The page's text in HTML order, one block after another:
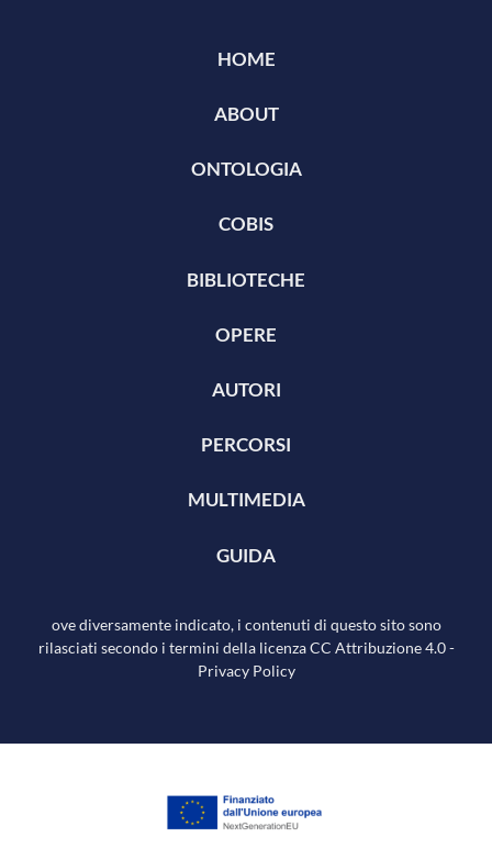
HOME
ABOUT
ONTOLOGIA
COBIS
BIBLIOTECHE
OPERE
AUTORI
PERCORSI
MULTIMEDIA
GUIDA
ove diversamente indicato, i contenuti di questo sito sono
rilasciati secondo i termini della licenza CC Attribuzione 4.0-
Privacy Policy